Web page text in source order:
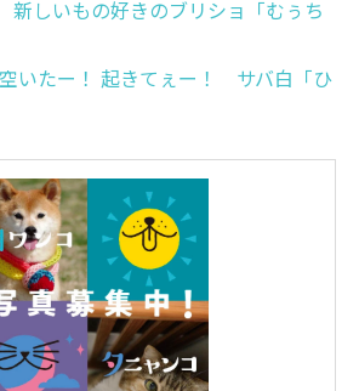
しいもの好きのブリショ「むぅち
いたー！ 起きてぇー！ サバ白「ひ